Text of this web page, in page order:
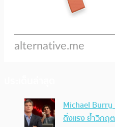
Michael
ดิ่งแรง ย้ำวิกฤ